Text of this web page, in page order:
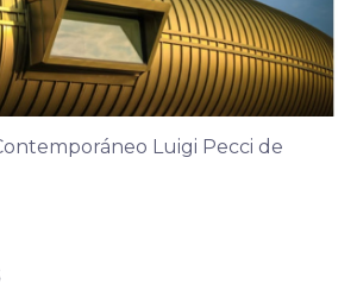
Luigi Pecci de